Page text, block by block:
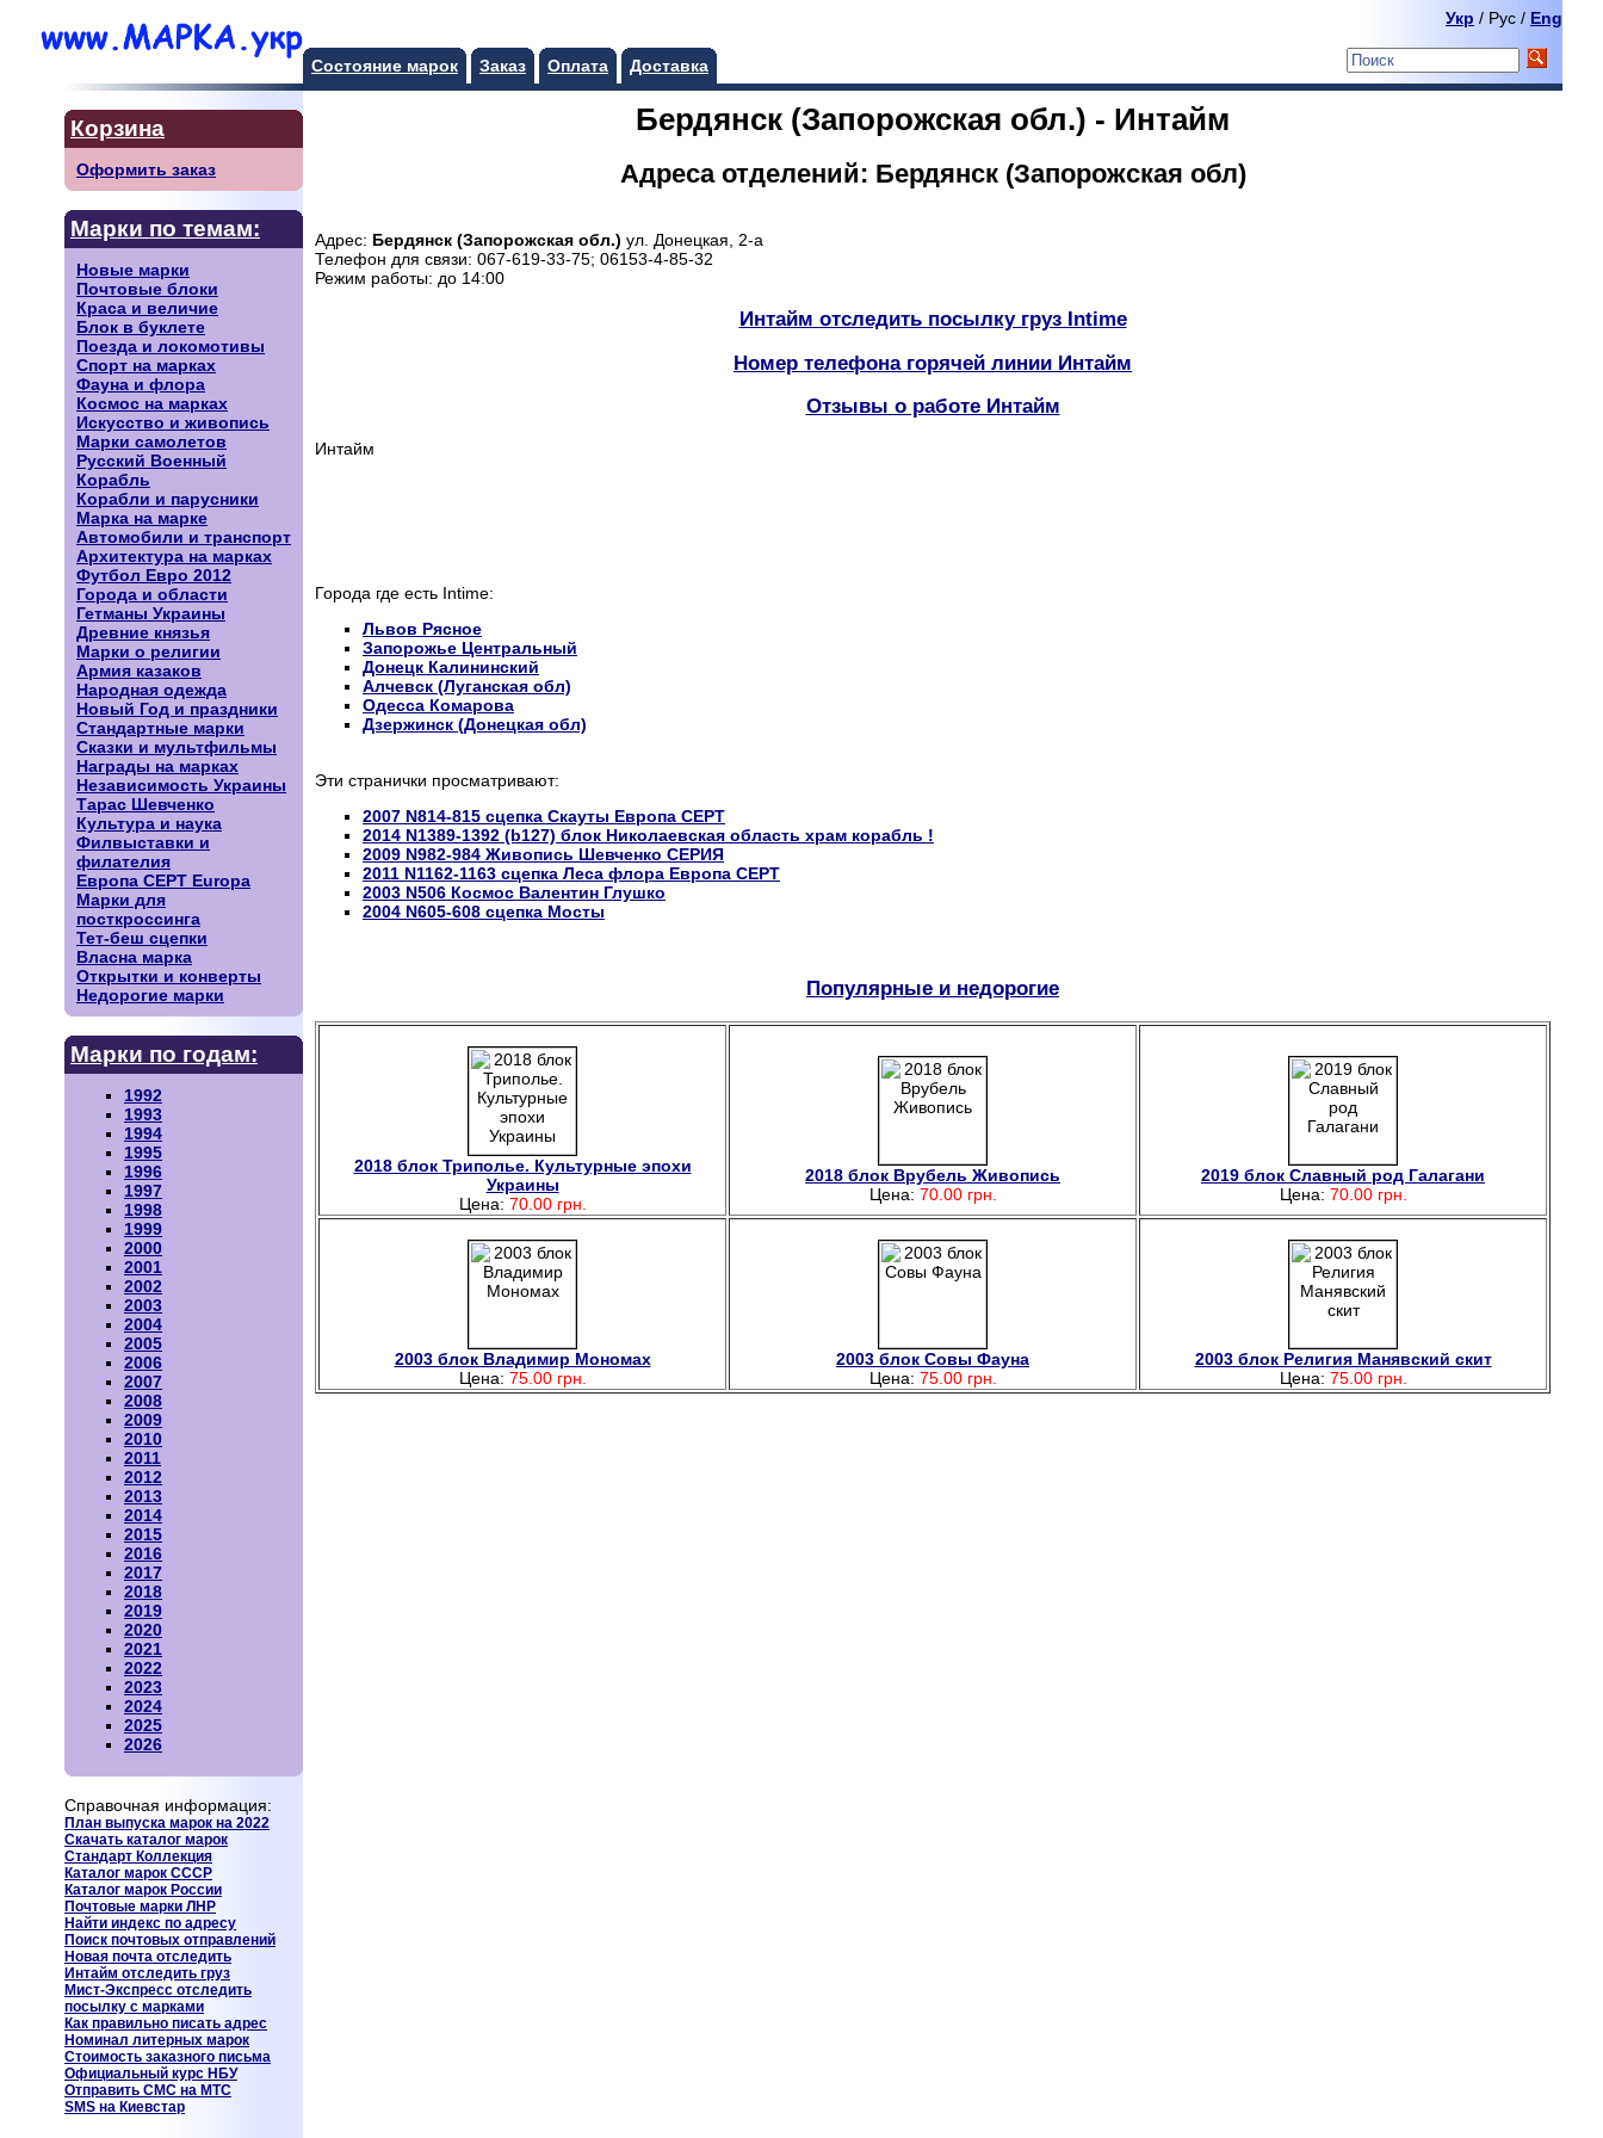
Состояние марок Заказ Оплата Доставка
Укр / Pyc / Eng
Корзина
Оформить заказ
Марки по темам:
Новые марки
Почтовые блоки
Краса и величие
Блок в буклете
Поезда и локомотивы
Спорт на марках
Фауна и флора
Космос на марках
Искусство и живопись
Марки самолетов
Русский Военный
Корабль
Корабли и парусники
Марка на марке
Автомобили и транспорт
Архитектура на марках
Футбол Евро 2012
Города и области
Гетманы Украины
Древние князья
Марки о религии
Армия казаков
Народная одежда
Новый Год и праздники
Стандартные марки
Сказки и мультфильмы
Награды на марках
Независимость Украины
Тарас Шевченко
Культура и наука
Филвыставки и
филателия
Европа CEPT Europa
Марки для
посткроссинга
Тет-беш сцепки
Власна марка
Открытки и конверты
Недорогие марки
Марки по годам:
1992
1993
1994
1995
1996
1997
1998
1999
2000
2001
2002
2003
2004
2005
2006
2007
2008
2009
2010
2011
2012
2013
2014
2015
2016
2017
2018
2019
2020
2021
2022
2023
2024
2025
2026
Справочная информация:
План выпуска марок на 2022
Скачать каталог марок
Стандарт Коллекция
Каталог марок СССР
Каталог марок России
Почтовые марки ЛНР
Найти индекс по адресу
Поиск почтовых отправлений
Новая почта отследить
Интайм отследить груз
Мист-Экспресс отследить
посылку с марками
Как правильно писать адрес
Номинал литерных марок
Стоимость заказного письма
Официальный курс НБУ
Отправить СМС на МТС
SMS на Киевстар
Бердянск (Запорожская обл.) - Интайм
Адреса отделений: Бердянск (Запорожская обл)
Адрес: Бердянск (Запорожская обл.) ул. Донецкая, 2-а
Телефон для связи: 067-619-33-75; 06153-4-85-32
Режим работы: до 14:00
Интайм отследить посылку груз Intime
Номер телефона горячей линии Интайм
Отзывы о работе Интайм
Интайм
Города где есть Intime:
Львов Рясное
Запорожье Центральный
Донецк Калининский
Алчевск (Луганская обл)
Одесса Комарова
Дзержинск (Донецкая обл)
Эти странички просматривают:
2007 N814-815 сцепка Скауты Европа CEPT
2014 N1389-1392 (b127) блок Николаевская область храм корабль !
2009 N982-984 Живопись Шевченко СЕРИЯ
2011 N1162-1163 сцепка Леса флора Европа CEPT
2003 N506 Космос Валентин Глушко
2004 N605-608 сцепка Мосты
Популярные и недорогие
2018 блок Триполье. Культурные эпохи
Украины
Цена: 70.00 грн.
2018 блок Врубель Живопись
Цена: 70.00 грн.
2019 блок Славный род Галагани
Цена: 70.00 грн.
2003 блок Владимир Мономах
Цена: 75.00 грн.
2003 блок Совы Фауна
Цена: 75.00 грн.
2003 блок Религия Манявский скит
Цена: 75.00 грн.